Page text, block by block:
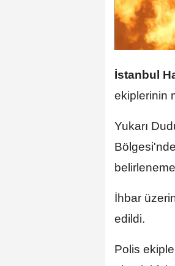
İstanbul
ekiplerinin
Yukarı
İhbar
edildi.
Polis